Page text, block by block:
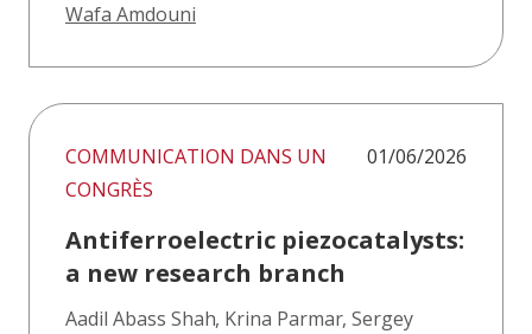
Wafa Amdouni
COMMUNICATION DANS UN
CONGRÈS
01/06/2026
Antiferroelectric piezocatalysts:
a new research branch
Aadil Abass Shah, Krina Parmar, Sergey